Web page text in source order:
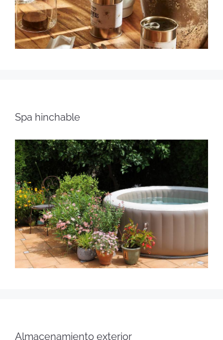
Spa hinchable
Almacenamiento exterior